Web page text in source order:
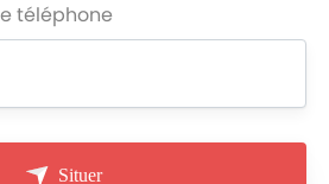
téléphone
Situer